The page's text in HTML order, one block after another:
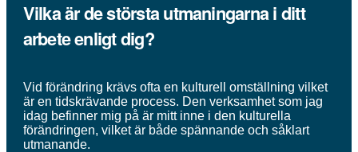
Vilka är de största utmaningarna i ditt
arbete enligt dig?
Vid förändring krävs ofta en kulturell omställning vilket
är en tidskrävande process. Den verksamhet som jag
idag befinner mig på är mitt inne i den kulturella
förändringen, vilket är både spännande och såklart
utmanande.